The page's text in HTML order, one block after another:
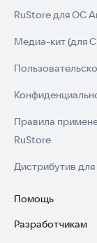
RuStore для ОС
Медиа-кит (для
Правила
RuStore
Дистрибутив
Помощь
Установка
Разработчикам